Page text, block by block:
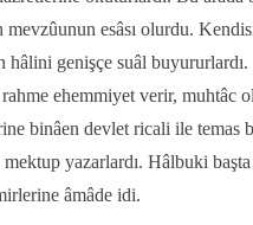
esâsı olurdu.
genişçe suâl buyururlardı.
ehemmiyet verir, muhtâc
binâen devlet ricali ile temas
mektup yazarlardı. Hâlbuki
âmâde idi.